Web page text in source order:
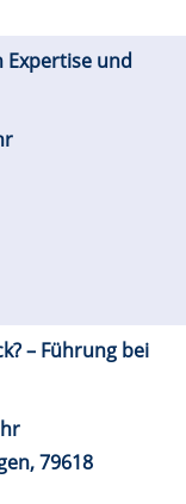
Expertise und
– Führung bei
79618